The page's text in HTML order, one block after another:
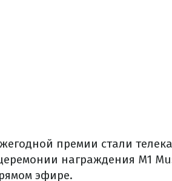
премии стали
награждения M1
эфире.